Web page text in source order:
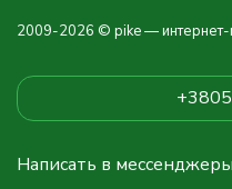
2009-2026 © pike — интернет-
Написать в